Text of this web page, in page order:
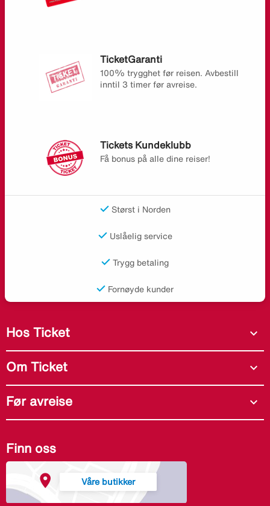
TicketGaranti
100% trygghet før reisen. Avbestill
inntil 3 timer før avreise.
Tickets Kundeklubb
Få bonus på alle dine reiser!
Størst i Norden
Uslåelig service
Trygg betaling
Fornøyde kunder
Hos Ticket expand_more
Om Ticket expand_more
Før avreise expand_more
Finn oss
Våre butikker